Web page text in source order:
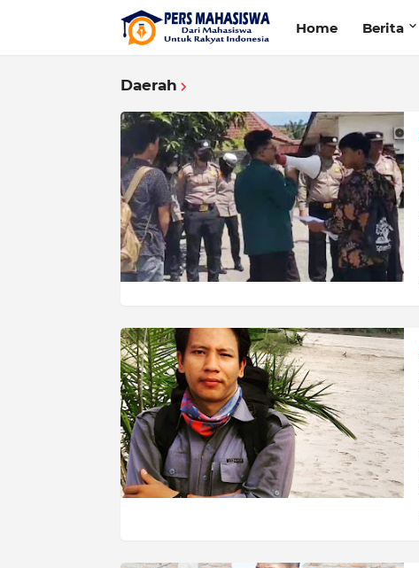
Home Berita
Daerah